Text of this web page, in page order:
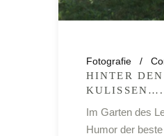
Fotografie
HINTER DEN
KULISSEN….
Im Garten des
Humor der